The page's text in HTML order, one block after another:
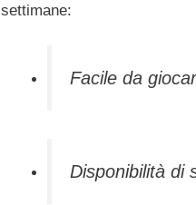
settimane:
Facile da
Disponibilità di